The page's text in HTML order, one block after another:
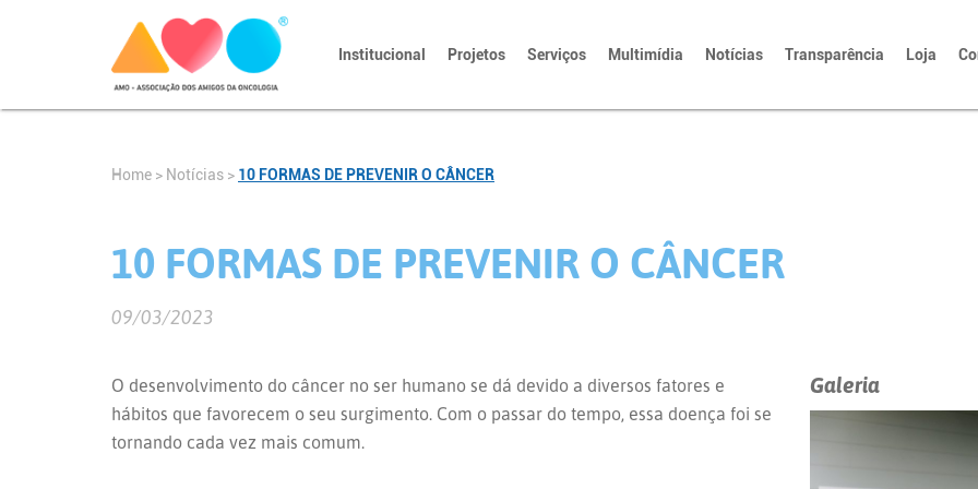
Institucional Projetos Serviços Multimídia Notícias Transparência Loja
Home > Notícias > 10 FORMAS DE PREVENIR O CÂNCER
10 FORMAS DE PREVENIR O CÂNCER
09/03/2023
Galeria
O desenvolvimento do câncer no ser humano se dá devido a diversos fatores e
hábitos que favorecem o seu surgimento. Com o passar do tempo, essa doença foi se
tornando cada vez mais comum.